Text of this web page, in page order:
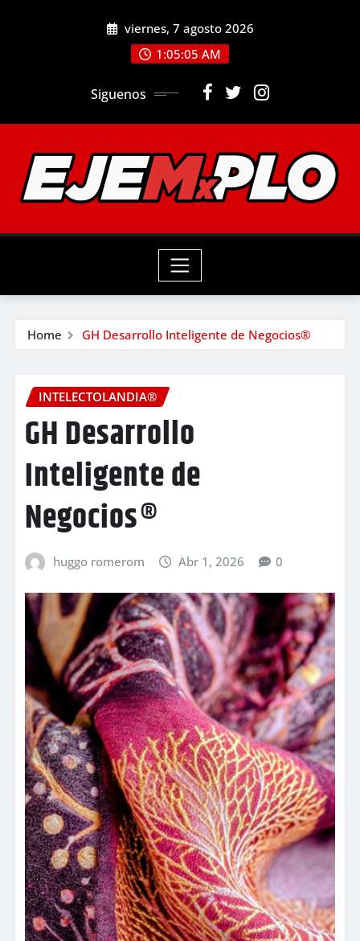
viernes, 7 agosto 2026
1:05:07 AM
Siguenos
Home GH Desarrollo Inteligente de Negocios®
INTELECTOLANDIA®
GH Desarrollo
Inteligente de
Negocios®
huggo romerom Abr 1, 2026 0